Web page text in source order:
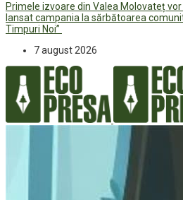
Primele izvoare din Valea Molovateț
lansat campania la sărbătoarea
Timpuri Noi”
7 august 2026